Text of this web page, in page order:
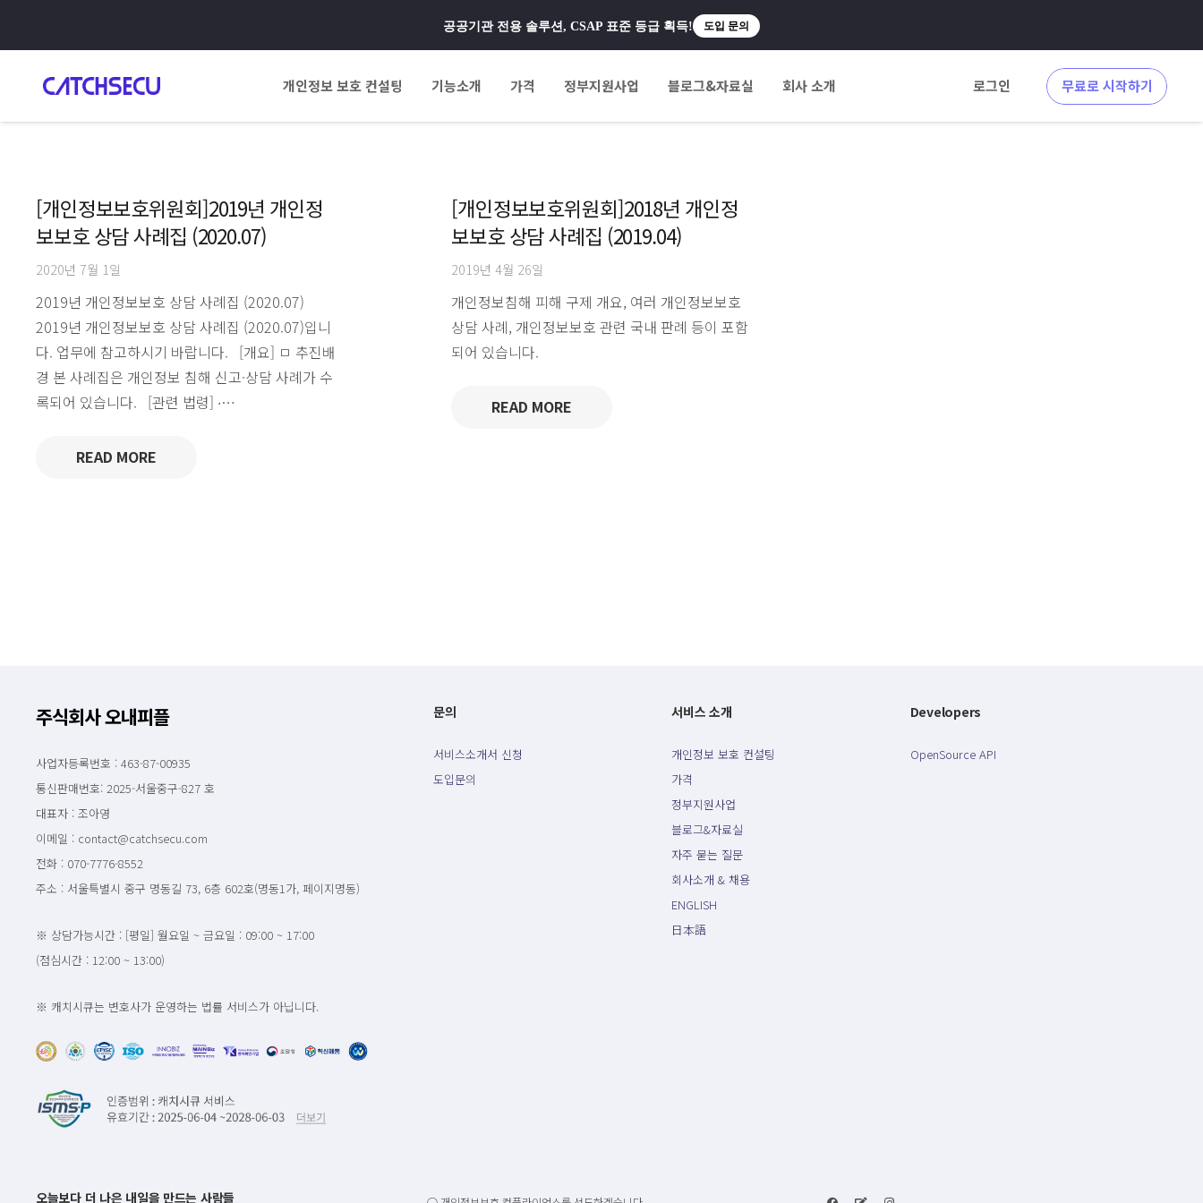
공공기관 전용 솔루션, CSAP 표준 등급 획득! 도입 문의
개인정보 보호 컨설팅 기능소개 가격 정부지원사업 블로그&자료실 회사 소개 로그인 무료로 시작하기
[개인정보보호위원회]2019년 개인정
보보호 상담 사례집 (2020.07)
2020년 7월 1일
2019년 개인정보보호 상담 사례집 (2020.07)
2019년 개인정보보호 상담 사례집 (2020.07)입니
다. 업무에 참고하시기 바랍니다. [개요] ㅁ 추진배
경 본 사례집은 개인정보 침해 신고·상담 사례가 수
록되어 있습니다. [관련 법령] ∙…
READ MORE
[개인정보보호위원회]2018년 개인정
보보호 상담 사례집 (2019.04)
2019년 4월 26일
개인정보침해 피해 구제 개요, 여러 개인정보보호
상담 사례, 개인정보보호 관련 국내 판례 등이 포함
되어 있습니다.
READ MORE
주식회사 오내피플
사업자등록번호 : 463-87-00935
통신판매번호: 2025-서울중구-827 호
대표자 : 조아영
이메일 : contact@catchsecu.com
전화 : 070-7776-8552
주소 : 서울특별시 중구 명동길 73, 6층 602호(명동1가, 페이지명동)
※ 상담가능시간 : [평일] 월요일 ~ 금요일 : 09:00 ~ 17:00
(점심시간 : 12:00 ~ 13:00)
※ 캐치시큐는 변호사가 운영하는 법률 서비스가 아닙니다.
문의
서비스소개서 신청
도입문의
서비스 소개
개인정보 보호 컨설팅
가격
정부지원사업
블로그&자료실
자주 묻는 질문
회사소개 & 채용
ENGLISH
日本語
Developers
OpenSource API
오늘보다 더 나은 내일을 만드는 사람들